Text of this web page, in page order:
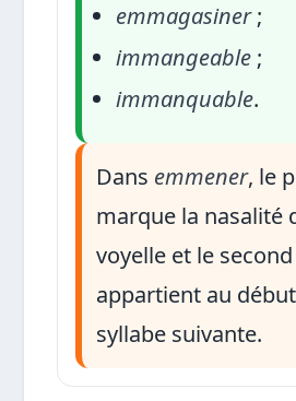
emmagasiner;
immangeable ;
immanquable.
Dans emmener, le
marque la nasalité
voyelle et le second
appartient au
syllabe suivante.